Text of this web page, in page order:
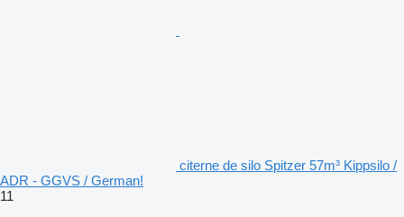
citerne de silo Spitzer 57m³ Kippsilo /
ADR - GGVS / German!
11